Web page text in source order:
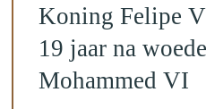
Koning Felipe
19 jaar na
Mohammed VI